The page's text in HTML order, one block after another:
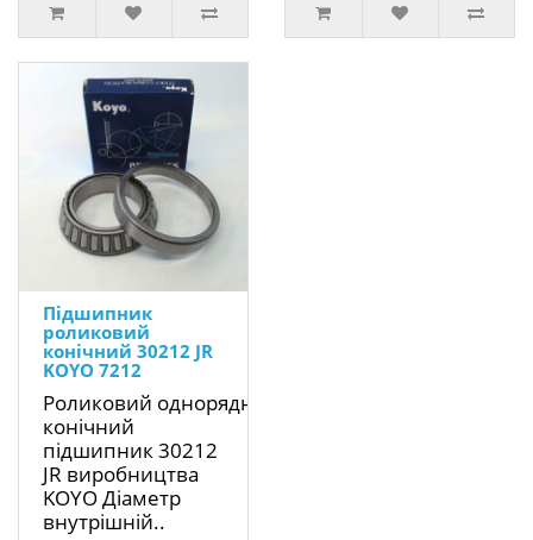
Підшипник
роликовий
конічний 30212 JR
KOYO 7212
Роликовий однорядний
конічний
підшипник 30212
JR виробництва
KOYO Діаметр
внутрішній..